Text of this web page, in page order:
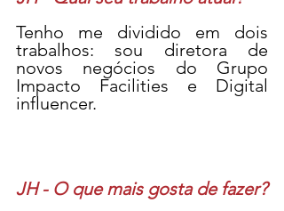
Tenho me dividido em dois
trabalhos: sou diretora de
novos negócios do Grupo
Impacto Facilities e Digital
influencer.
JH - O que mais gosta de fazer?